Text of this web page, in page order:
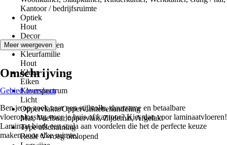
Kantoor / bedrijfsruimte
Optiek
Hout
Decor
Vloerplanken
Kleurfamilie
Hout
Kleur
Eiken
Kleurspectrum
Licht
Oppervlakte/Oppervlaktebehandeling
Mat, Voelbaar oppervlak, Zijdemat, Afgelakt
Type afschuining
Reale V-voeg omlopend
Meer weergeven
Omschrijving
Gebied overslaan
Ben je op zoek naar een stijlvolle, duurzame en betaalbare
vloeroplossing voor je huis of kantoor? Kies dan voor laminaatvloeren!
Laminaat biedt een scala aan voordelen die het de perfecte keuze
maken voor elke ruimte.